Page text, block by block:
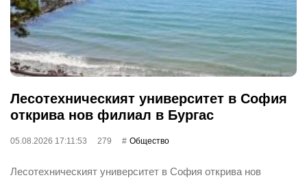
Лесотехническият университет в София
открива нов филиал в Бургас
05.08.2026 17:11:53 279 Общество
Лесотехническият университет в София открива нов